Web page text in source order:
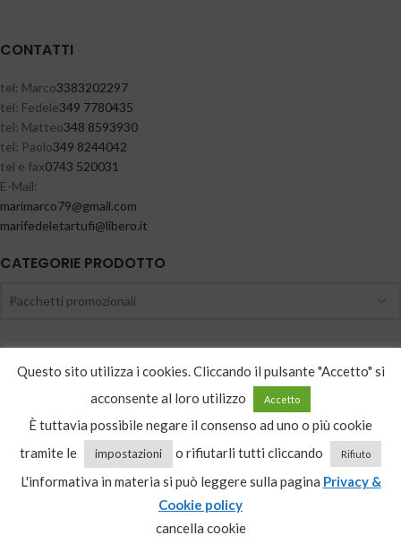
CONTATTI
tel: Marco3383202297
tel: Fedele349 7780435
tel: Matteo348 8593930
tel: Paolo349 8244042
tel e fax0743 520031
E-Mail:
moc.liamg
@97ocramiram
ti.orebil
@ifutrateledefiram
CATEGORIE PRODOTTO
Pacchetti promozionali
ISCRIVITI ALLA NEWSLETTER
Acconsento al trattamento dei dati personali secondo la normativa
Questo sito utilizza i cookies. Cliccando il pulsante "Accetto" si
acconsente al loro utilizzo
Accetto
È tuttavia possibile negare il consenso ad uno o più cookie
tramite le
impostazioni o rifiutarli tutti cliccando Rifiuto
L'informativa in materia si può leggere sulla pagina Privacy &
Cookie policy
cancella cookie